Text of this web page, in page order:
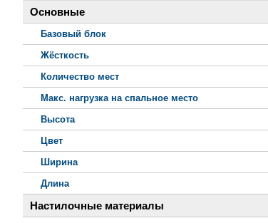
Основные
Базовый блок
Жёсткость
Количество мест
Макс. нагрузка на спальное место
Высота
Цвет
Ширина
Длина
Настилочные материалы